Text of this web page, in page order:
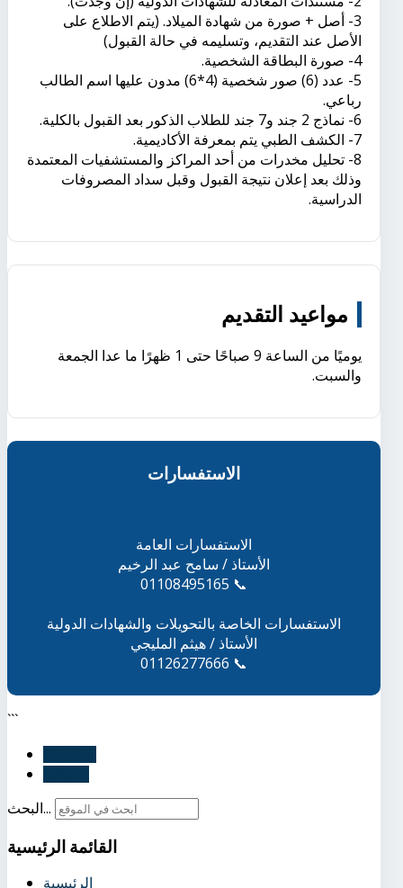
3- أصل + صورة من شهادة الميلاد. (يتم الاطلاع على
الأصل عند التقديم، وتسليمه في حالة القبول)
4- صورة البطاقة الشخصية.
5- عدد (6) صور شخصية (4*6) مدون عليها اسم الطالب
رباعي.
6- نماذج 2 جند و7 جند للطلاب الذكور بعد القبول بالكلية.
7- الكشف الطبي يتم بمعرفة الأكاديمية.
8- تحليل مخدرات من أحد المراكز والمستشفيات المعتمدة
وذلك بعد إعلان نتيجة القبول وقبل سداد المصروفات
الدراسية.
مواعيد التقديم
يوميًا من الساعة 9 صباحًا حتى 1 ظهرًا ما عدا الجمعة
والسبت.
الاستفسارات
الاستفسارات العامة
الأستاذ / سامح عبد الرخيم
📞 01108495165
الاستفسارات الخاصة بالتحويلات والشهادات الدولية
الأستاذ / هيثم المليجي
📞 01126277666
```
البحث...
القائمة الرئيسية
الرئيسية